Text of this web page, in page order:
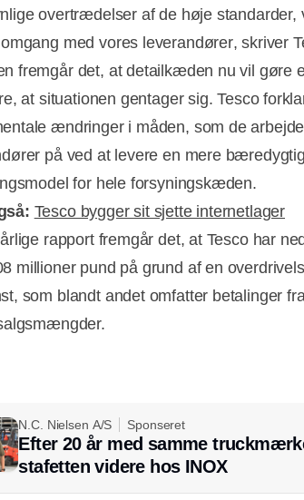
overtrædelser af de høje standarder,
med vores leverandører, skriver
fremgår det, at detailkæden nu vil gøre
at situationen gentager sig. Tesco
ændringer i måden, som de
på ved at levere en mere
for hele forsyningskæden.
Tesco bygger sit sjette internetlager
rapport fremgår det, at Tesco har
millioner pund på grund af en
som blandt andet omfatter betalinger
N.C. Nielsen A/S Sponseret
Efter 20 år med samme
stafetten videre hos INOX